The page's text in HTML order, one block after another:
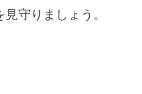
守りましょう。